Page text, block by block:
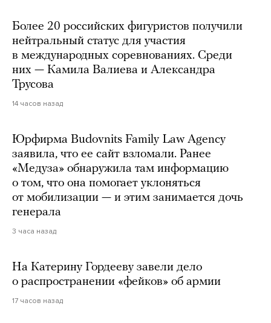
Более 20 российских фигуристов получили
нейтральный статус для участия
в международных соревнованиях. Среди
них — Камила Валиева и Александра
Трусова
14 часов назад
Юрфирма Budovnits Family Law Agency
заявила, что ее сайт взломали. Ранее
«Медуза» обнаружила там информацию
о том, что она помогает уклоняться
от мобилизации — и этим занимается дочь
генерала
3 часа назад
На Катерину Гордееву завели дело
о распространении «фейков» об армии
17 часов назад